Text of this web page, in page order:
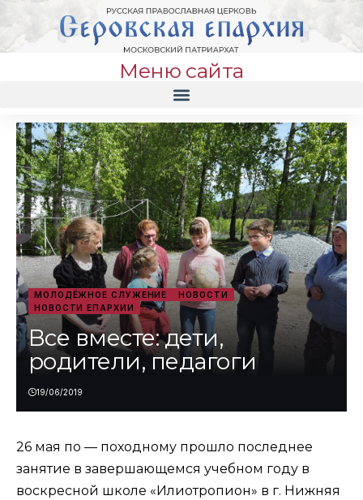
Меню сайта
МОЛОДЁЖНОЕ СЛУЖЕНИЕ
НОВОСТИ
НОВОСТИ ЕПАРХИИ
Все вместе: дети,
родители, педагоги
19/06/2019
26 мая по — походному прошло последнее
занятие в завершающемся учебном году в
воскресной школе «Илиотропион» в г. Нижняя